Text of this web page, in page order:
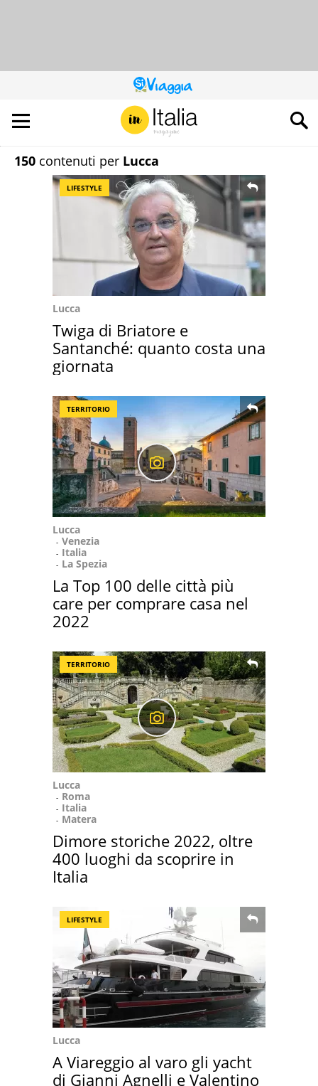
QUESTO
SITO
CONTRIBUISCE
ALL’AUDIENCE
DI
150 contenuti per Lucca
LIFESTYLE
Lucca
Twiga di Briatore e
Santanché: quanto costa una
giornata
TERRITORIO
Lucca
Venezia
Italia
La Spezia
La Top 100 delle città più
care per comprare casa nel
2022
TERRITORIO
Lucca
Roma
Italia
Matera
Dimore storiche 2022, oltre
400 luoghi da scoprire in
Italia
LIFESTYLE
Lucca
A Viareggio al varo gli yacht
di Gianni Agnelli e Valentino